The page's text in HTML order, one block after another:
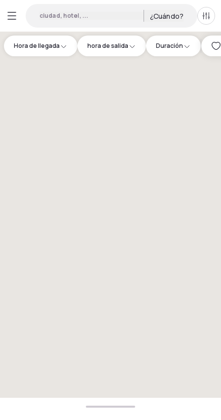
ciudad, hotel, ... ¿Cuándo?
Hora de llegada hora de salida Duración